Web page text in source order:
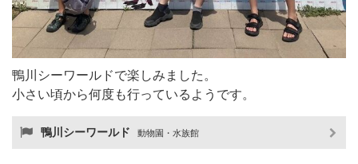
鴨川シーワールドで楽しみました。
小さい頃から何度も行っているようです。
鴨川シーワールド 動物園・水族館